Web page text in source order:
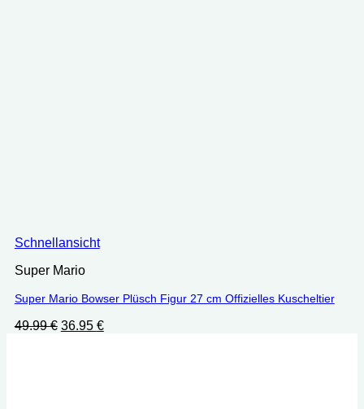
Schnellansicht
Super Mario
Super Mario Bowser Plüsch Figur 27 cm Offizielles Kuscheltier
49.99€ Ursprünglicher
36.95 €Aktueller